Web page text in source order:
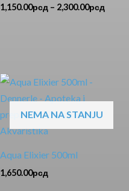
1,150.00рсд – 2,300.00рсд
NEMA NA STANJU
Aqua Elixier 500ml
1,650.00рсд